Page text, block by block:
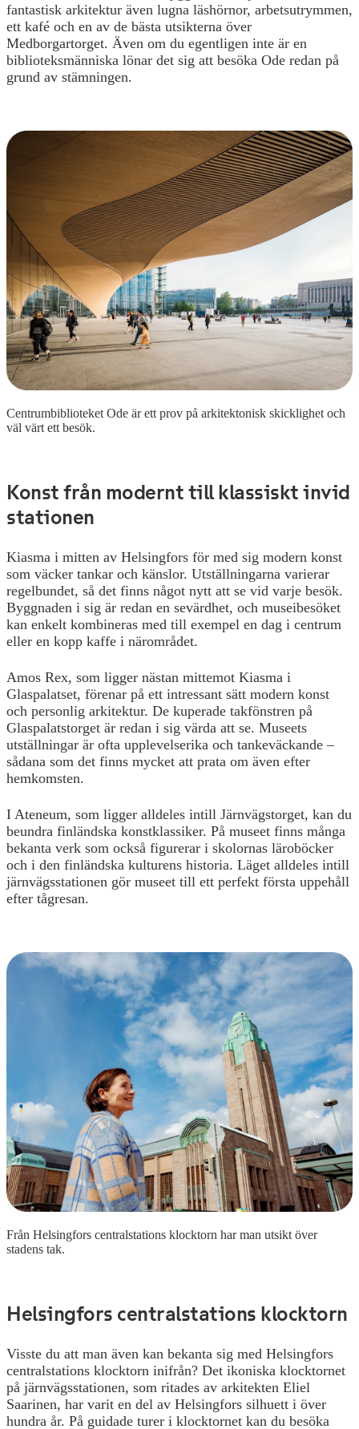
fantastisk arkitektur även lugna läshörnor, arbetsutrymmen,
ett kafé och en av de bästa utsikterna över
Medborgartorget. Även om du egentligen inte är en
biblioteksmänniska lönar det sig att besöka Ode redan på
grund av stämningen.
Centrumbiblioteket Ode är ett prov på arkitektonisk skicklighet och
väl värt ett besök.
Konst från modernt till klassiskt invid
stationen
Kiasma i mitten av Helsingfors för med sig modern konst
som väcker tankar och känslor. Utställningarna varierar
regelbundet, så det finns något nytt att se vid varje besök.
Byggnaden i sig är redan en sevärdhet, och museibesöket
kan enkelt kombineras med till exempel en dag i centrum
eller en kopp kaffe i närområdet.
Amos Rex, som ligger nästan mittemot Kiasma i
Glaspalatset, förenar på ett intressant sätt modern konst
och personlig arkitektur. De kuperade takfönstren på
Glaspalatstorget är redan i sig värda att se. Museets
utställningar är ofta upplevelserika och tankeväckande –
sådana som det finns mycket att prata om även efter
hemkomsten.
I Ateneum, som ligger alldeles intill Järnvägstorget, kan du
beundra finländska konstklassiker. På museet finns många
bekanta verk som också figurerar i skolornas läroböcker
och i den finländska kulturens historia. Läget alldeles intill
järnvägsstationen gör museet till ett perfekt första uppehåll
efter tågresan.
Från Helsingfors centralstations klocktorn har man utsikt över
stadens tak.
Helsingfors centralstations klocktorn
Visste du att man även kan bekanta sig med Helsingfors
centralstations klocktorn inifrån? Det ikoniska klocktornet
på järnvägsstationen, som ritades av arkitekten Eliel
Saarinen, har varit en del av Helsingfors silhuett i över
hundra år. På guidade turer i klocktornet kan du besöka